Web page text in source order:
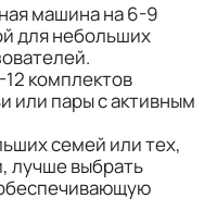
машина на 6-9
для небольших
комплектов
или пары с активным
семей или тех,
лучше выбрать